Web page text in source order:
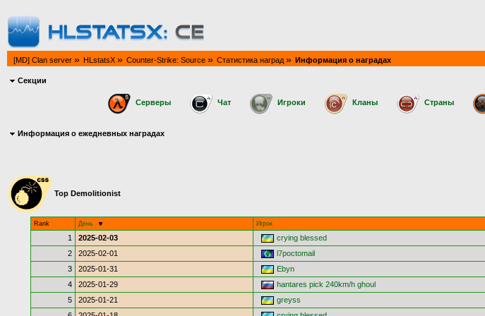
[MD] Clan server » HLstatsX » Counter-Strike: Source » Статистика наград » Информация о наградах
Секции
Серверы Чат Игроки Кланы Страны
Информация о ежедневных наградах
Top Demolitionist
Rank День Игрок
1 2025-02-03 crying blessed
2
2025-02-01 l7poctomail
3
2025-01-31 Ebyn
4
2025-01-29 hantares pick 240km/h ghoul
5
2025-01-21 greyss